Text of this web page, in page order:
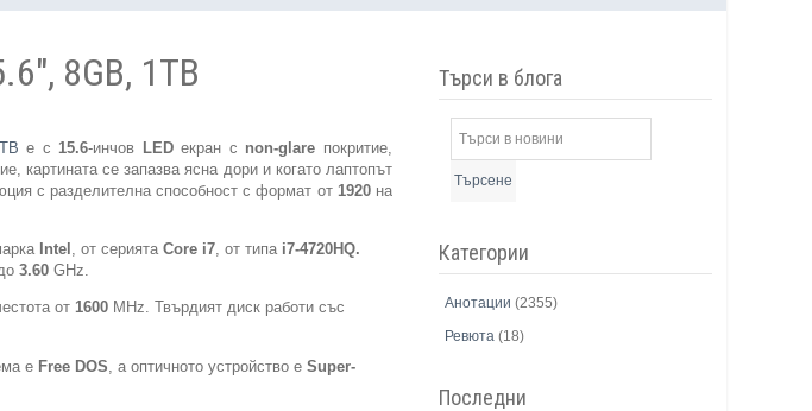
8GB, 1TB
е с 15.6-инчов LEDекран с non-glare покритие,
картината се запазва ясна дори и когато лаптопът
с разделителна способност с формат от 1920на
Intel , от серията Core i7, от типаi7-4720HQ.
3.60 GHz.
от 1600 MHz. Твърдият диск работи със
е Free DOS , а оптичното устройство е Super-
Търси в блога
Търсене
Категории
Анотации (2355)
Ревюта (18)
Последни